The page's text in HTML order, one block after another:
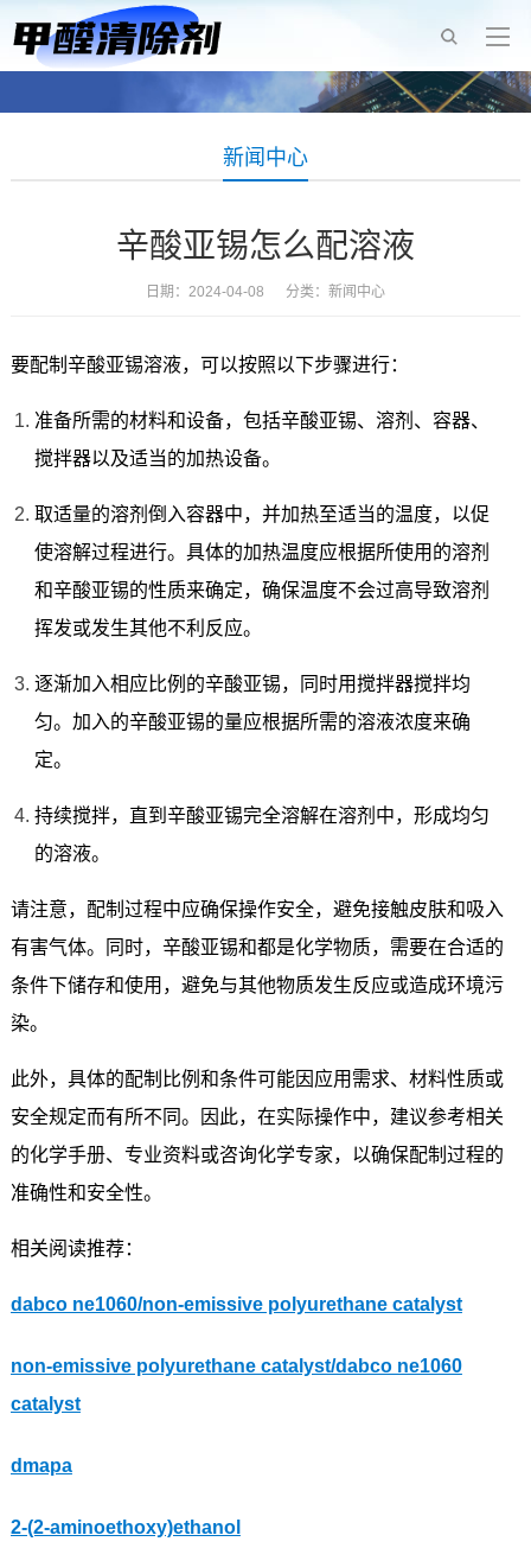
新闻中心
辛酸亚锡怎么配溶液
日期：2024-04-08 分类： 新闻中心
要配制辛酸亚锡溶液，可以按照以下步骤进行：
准备所需的材料和设备，包括辛酸亚锡、溶剂、容器、
搅拌器以及适当的加热设备。
取适量的溶剂倒入容器中，并加热至适当的温度，以促
使溶解过程进行。具体的加热温度应根据所使用的溶剂
和辛酸亚锡的性质来确定，确保温度不会过高导致溶剂
挥发或发生其他不利反应。
逐渐加入相应比例的辛酸亚锡，同时用搅拌器搅拌均
匀。加入的辛酸亚锡的量应根据所需的溶液浓度来确
定。
持续搅拌，直到辛酸亚锡完全溶解在溶剂中，形成均匀
的溶液。
请注意，配制过程中应确保操作安全，避免接触皮肤和吸入
有害气体。同时，辛酸亚锡和都是化学物质，需要在合适的
条件下储存和使用，避免与其他物质发生反应或造成环境污
染。
此外，具体的配制比例和条件可能因应用需求、材料性质或
安全规定而有所不同。因此，在实际操作中，建议参考相关
的化学手册、专业资料或咨询化学专家，以确保配制过程的
准确性和安全性。
相关阅读推荐：
dabco ne1060/non-emissive polyurethane catalyst
non-emissive polyurethane catalyst/dabco ne1060
catalyst
dmapa
2-(2-aminoethoxy)ethanol